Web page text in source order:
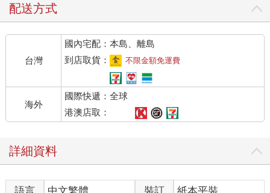
配送方式
台灣
國內宅配：本島、離島
到店取貨：
不限金額免運費
海外
國際快遞：全球
港澳店取：
詳細資料